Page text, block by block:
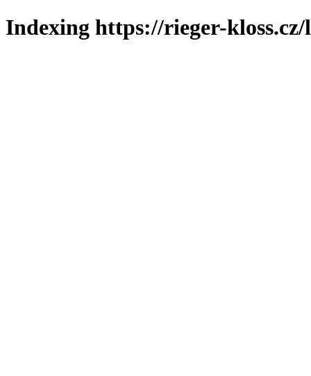
Indexing https://rieger-